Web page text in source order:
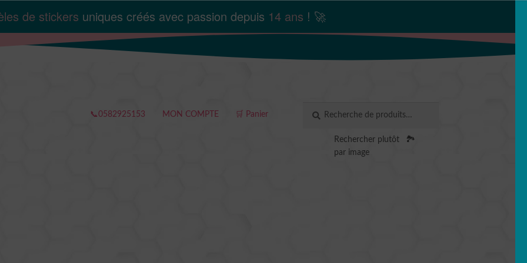
de stickers uniques créés avec passion depuis 14 ans ! 🚀
📞0582925153 MON COMPTE 🛒 Panier
pour :
RECHERCHE
Rechercher plutôt
par image
🏞️